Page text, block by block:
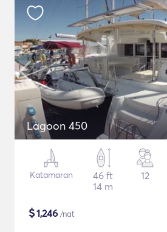
Lagoon 450
Katamaran
46 ft
14 m
12
$1,246 /nat